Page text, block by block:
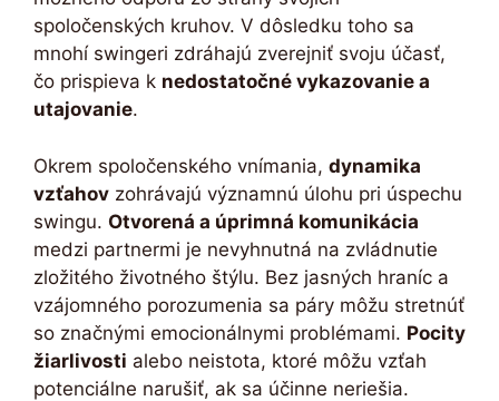
spoločenských kruhov. V dôsledku toho sa
mnohí swingeri zdráhajú zverejniť svoju účasť,
čo prispieva k nedostatočné vykazovanie a
utajovanie.
Okrem spoločenského vnímania, dynamika
vzťahov zohrávajú významnú úlohu pri úspechu
swingu. Otvorená a úprimná komunikácia
medzi partnermi je nevyhnutná na zvládnutie
zložitého životného štýlu. Bez jasných hraníc a
vzájomného porozumenia sa páry môžu stretnúť
so značnými emocionálnymi problémami. Pocity
žiarlivosti alebo neistota, ktoré môžu vzťah
potenciálne narušiť, ak sa účinne neriešia.